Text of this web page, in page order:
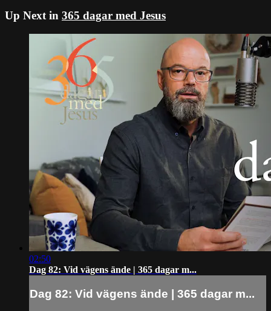
Up Next in 365 dagar med Jesus
02:50
Dag 82: Vid vägens ände | 365 dagar m...
Dag 82: Vid vägens ände | 365 dagar m...